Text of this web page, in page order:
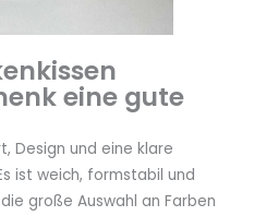
eine gute
Design und eine klare
ist weich, formstabil und
große Auswahl an Farben